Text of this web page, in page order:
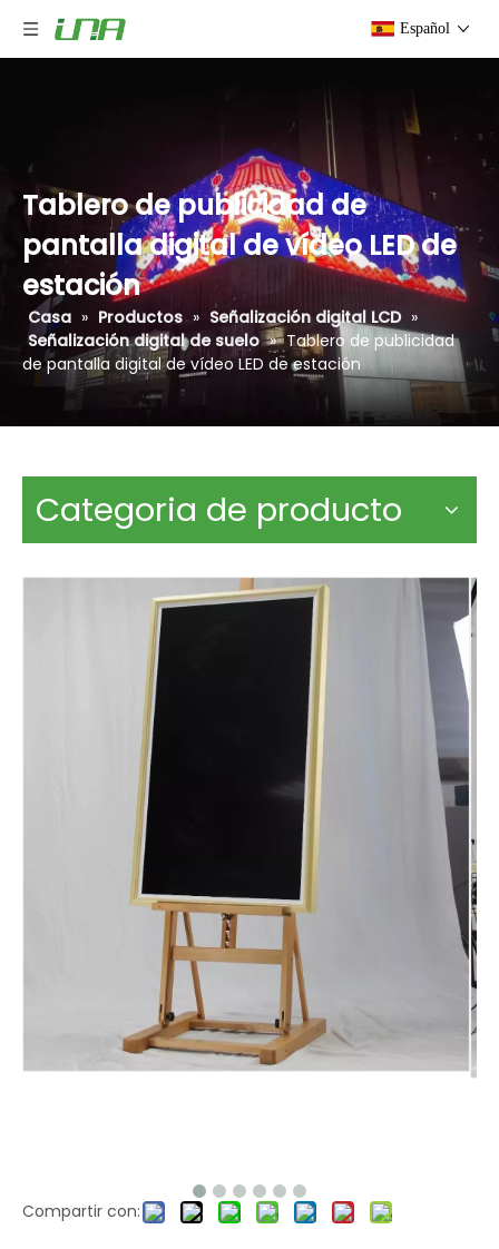
Español
Tablero de publicidad de
pantalla digital de vídeo LED de
estación
Casa » Productos » Señalización digital LCD »
Señalización digital de suelo » Tablero de publicidad
de pantalla digital de vídeo LED de estación
Categoria de producto
Compartir con: